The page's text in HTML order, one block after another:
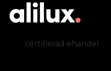
certifierad ehandel